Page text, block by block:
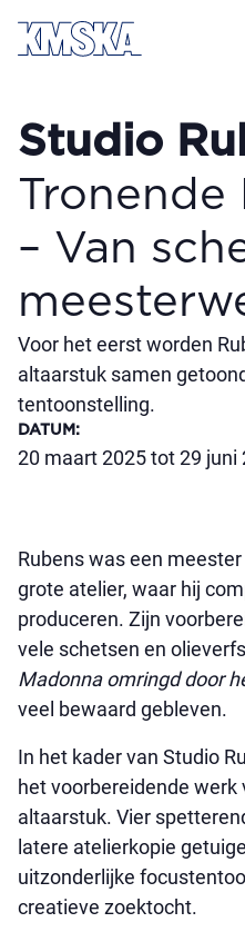
Ga naar hoofdinhoud
Studio
Tronende
– Van
Voor het eerst worden
altaarstuk samen
tentoonstelling.
DATUM :
20 maart 2025 tot 29 juni
Rubens was een
grote atelier, waar hij
produceren. Zijn
vele schetsen en
Madonna omringd door
veel bewaard gebleven.
In het kader van Studio
het voorbereidende
altaarstuk. Vier
latere atelierkopie
uitzonderlijke
creatieve zoektocht.